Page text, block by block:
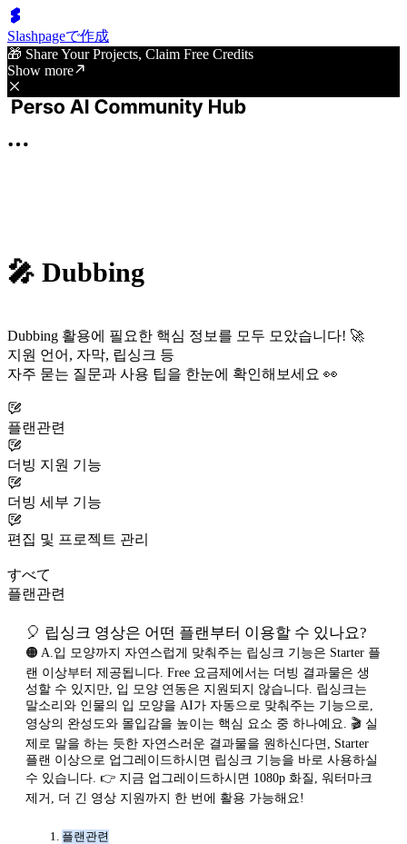
Slashpageで作成
🎁 Share Your Projects, Claim Free Credits
Show more
🎤 Dubbing
Dubbing 활용에 필요한 핵심 정보를 모두 모았습니다! 🚀
지원 언어, 자막, 립싱크 등
자주 묻는 질문과 사용 팁을 한눈에 확인해보세요 👀
플랜관련
더빙 지원 기능
더빙 세부 기능
편집 및 프로젝트 관리
すべて
플랜관련
🎈 립싱크 영상은 어떤 플랜부터 이용할 수 있나요?
🟠 A.입 모양까지 자연스럽게 맞춰주는 립싱크 기능은 Starter 플
랜 이상부터 제공됩니다. Free 요금제에서는 더빙 결과물은 생
성할 수 있지만, 입 모양 연동은 지원되지 않습니다. 립싱크는
말소리와 인물의 입 모양을 AI가 자동으로 맞춰주는 기능으로,
영상의 완성도와 몰입감을 높이는 핵심 요소 중 하나예요. 🎬 실
제로 말을 하는 듯한 자연스러운 결과물을 원하신다면, Starter
플랜 이상으로 업그레이드하시면 립싱크 기능을 바로 사용하실
수 있습니다. 👉 지금 업그레이드하시면 1080p 화질, 워터마크
제거, 더 긴 영상 지원까지 한 번에 활용 가능해요!
플랜관련